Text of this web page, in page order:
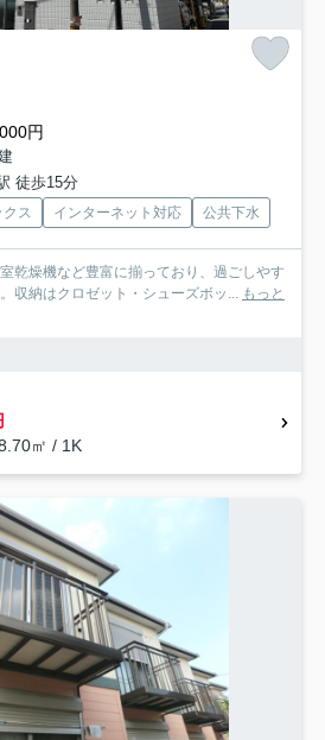
円
徒歩15分
ス インターネット対応 公共下水
乾燥機など豊富に揃っており、過ごしやす
収納はクロゼット・シューズボッ... もっと
㎡ / 1K